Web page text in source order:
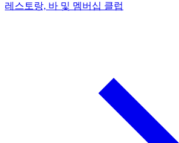
레스토랑, 바 및 멤버십 클럽